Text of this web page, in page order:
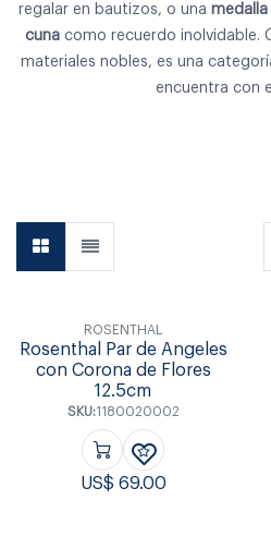
regalar en bautizos, o una
cunacomo recuerdo inolvidable.
materiales nobles, es una
encuentra con
ROSENTHAL
Rosenthal Par de Angeles
con Corona de Flores
12.5cm
SKU:1180020002
US$ 69.00